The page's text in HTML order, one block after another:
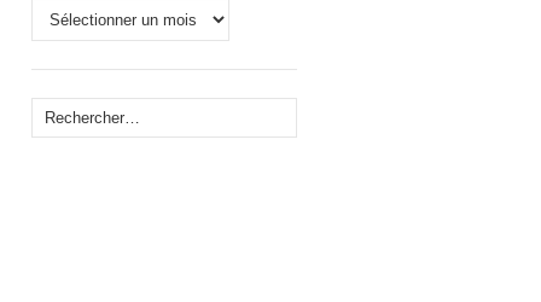
Archives
Rechercher :